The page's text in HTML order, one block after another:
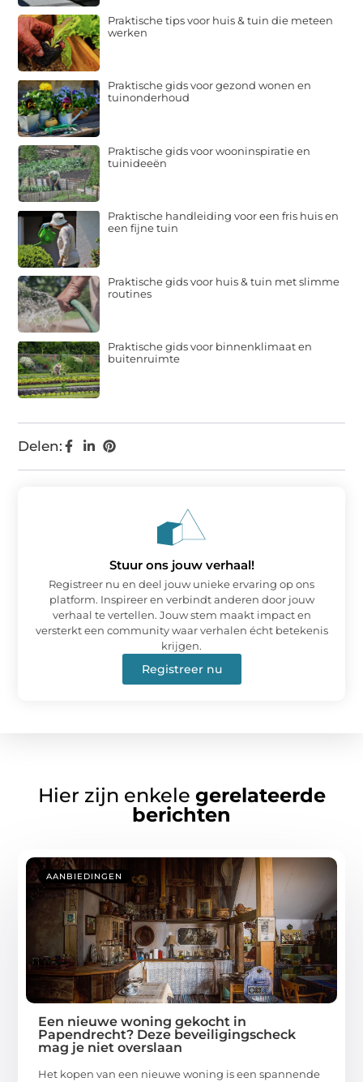
Delen:
Praktische tips voor huis & tuin die meteen
werken
Praktische gids voor gezond wonen en
tuinonderhoud
Praktische gids voor wooninspiratie en
tuinideeën
Praktische handleiding voor een fris huis en
een fijne tuin
Praktische gids voor huis & tuin met slimme
routines
Praktische gids voor binnenklimaat en
buitenruimte
Stuur ons jouw verhaal!
Registreer nu en deel jouw unieke ervaring op ons
platform. Inspireer en verbindt anderen door jouw
verhaal te vertellen. Jouw stem maakt impact en
versterkt een community waar verhalen écht betekenis
krijgen.
Registreer nu
Hier zijn enkele gerelateerde
berichten
AANBIEDINGEN
Een nieuwe woning gekocht in
Papendrecht? Deze beveiligingscheck
mag je niet overslaan
Het kopen van een nieuwe woning is een spannende